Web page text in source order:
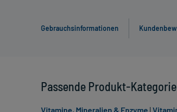
Gebrauchsinformationen
Passende Produkt-
Vitamine, Mineralien & Enzyme |